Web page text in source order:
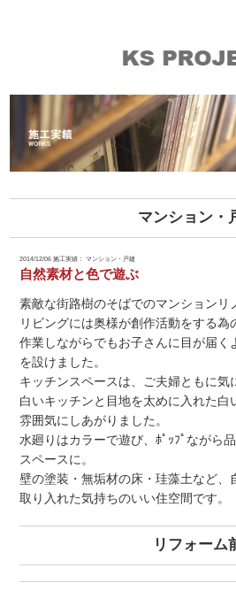
マンション・
2014/12/06施工実績： マンション・戸建
自然素材と色で遊ぶ
素敵な街路樹のそばでのマンションリ
リビングには奥様が創作活動をする為
作業しながらでもお子さんに目が届く
を設けました。
キッチンスペースは、ご夫婦ともに気
白いキッチンと目地を太めに入れた白
雰囲気にしあがりました。
水廻りはカラーで遊び、ﾎﾟｯﾌﾟながら
スペースに。
壁の塗装・無垢材の床・珪藻土など、
取り入れた気持ちのいい住空間です。
リフォーム